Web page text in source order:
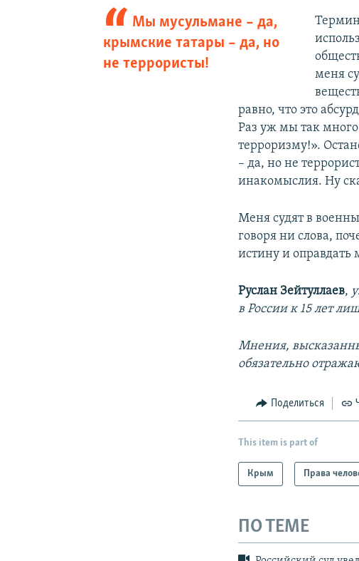
Мы мусульмане – да,
крымские татары – да, но
не террористы!
Термин
меня
равно, что это
Раз уж мы так много
терроризму!».
– да, но не
инакомыслия. Ну
Меня судят в
говоря ни слова,
истину и оправдать
Руслан Зейтуллаев,
в России к 15 лет
Мнения,
обязательно
Поделиться
This item is part of
Крым Права
ПО ТЕМЕ